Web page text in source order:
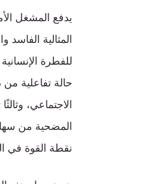
يدفع المشغل
المثالية الفاسد
للفطرة
حالة تفاعلية من
الاجتماعي،
المضحية من
نقطة القوة في